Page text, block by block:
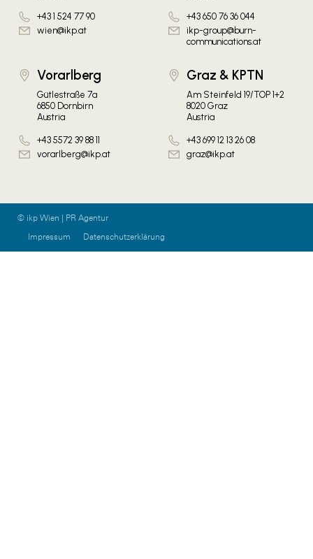
+43 1 524 77 90
wien@ikp.at
+43 650 76 36 044
ikp-group@burn-
communications.at
Vorarlberg
Gütlestraße 7a
6850 Dornbirn
Austria
+43 5572 39 88 11
vorarlberg@ikp.at
Graz & KPTN
Am Steinfeld 19/TOP 1+2
8020 Graz
Austria
+43 699 12 13 26 08
graz@ikp.at
© ikp Wien | PR Agentur
Impressum
Datenschutzerklärung